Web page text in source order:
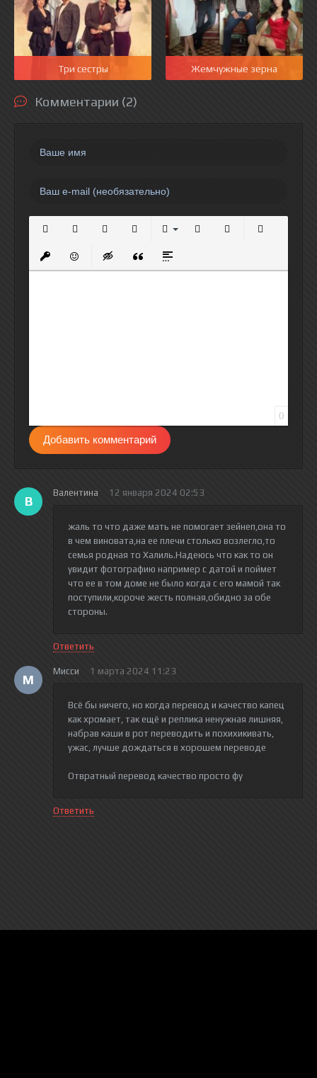
Три сестры Жемчужные зерна
Комментарии (2)
Вставить защищенную ссылку
Вставить смайлик
Вставка скрытого текста
Вставка цитаты
Вставка спойлера
0
Добавить комментарий
В
Валентина 12 января 2024 02:53
жаль то что даже мать не помогает зейнеп,она то
в чем виновата,на ее плечи столько возлегло,то
семья родная то Халиль.Надеюсь что как то он
увидит фотографию например с датой и поймет
что ее в том доме не было когда с его мамой так
поступили,короче жесть полная,обидно за обе
стороны.
Ответить
М
Мисси 1 марта 2024 11:23
Всё бы ничего, но когда перевод и качество капец
как хромает, так ещё и реплика ненужная лишняя,
набрав каши в рот переводить и похихикивать,
ужас, лучше дождаться в хорошем переводе
Отвратный перевод качество просто фу
Ответить